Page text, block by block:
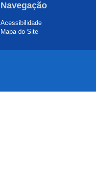
Navegação
Acessibilidade
Mapa do Site